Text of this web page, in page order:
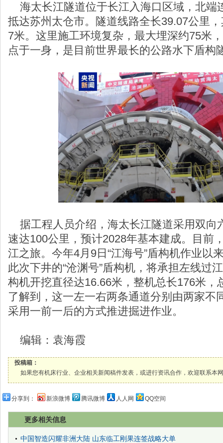
海太长江隧道位于长江入海口区域，北端
抵达苏州太仓市。隧道线路全长39.07公里
7米。这里施工环境复杂，最大埋深约75米
点于一身，是目前世界最长的公路水下盾构
据工程人员介绍，海太长江隧道采用双向
速达100公里，预计2028年基本建成。目前
江之旅。今年4月9日“江海号”盾构机作业以
此次下井的“沧渊号”盾构机，将承担左线过
构机开挖直径达16.66米，整机总长176米，
了解到，这一左一右两条通道分别由两家不
采用一前一后的方式推进掘进作业。
编辑：袁海霞
投稿箱：
如果您有机床行业、企业相关新闻稿件发表，或进行资讯合作，欢迎联系本
分享到： 新浪微博 腾讯微博 人人网 QQ空间
更多相关信息
中国智造闪耀非洲大陆 山东临工刚果连签战略大单